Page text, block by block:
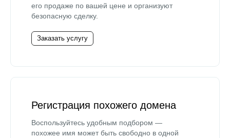
его продаже по вашей цене и организуют
безопасную сделку.
Заказать услугу
Регистрация похожего домена
Воспользуйтесь удобным подбором —
похожее имя может быть свободно в одной